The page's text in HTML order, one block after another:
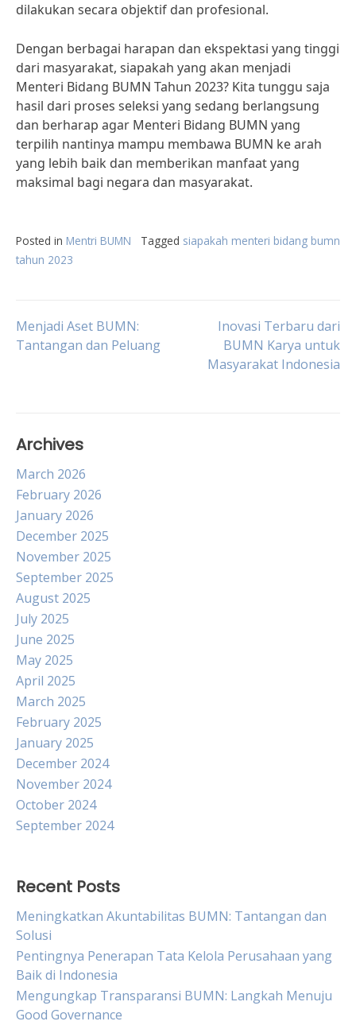
dilakukan secara objektif dan profesional.
Dengan berbagai harapan dan ekspektasi yang tinggi
dari masyarakat, siapakah yang akan menjadi
Menteri Bidang BUMN Tahun 2023? Kita tunggu saja
hasil dari proses seleksi yang sedang berlangsung
dan berharap agar Menteri Bidang BUMN yang
terpilih nantinya mampu membawa BUMN ke arah
yang lebih baik dan memberikan manfaat yang
maksimal bagi negara dan masyarakat.
Posted in Mentri BUMN Tagged siapakah menteri bidang bumn
tahun 2023
Post
Menjadi Aset BUMN:
Tantangan dan Peluang
Inovasi Terbaru dari
BUMN Karya untuk
Masyarakat Indonesia
Archives
March 2026
February 2026
January 2026
December 2025
November 2025
September 2025
August 2025
July 2025
June 2025
May 2025
April 2025
March 2025
February 2025
January 2025
December 2024
November 2024
October 2024
September 2024
Recent Posts
Meningkatkan Akuntabilitas BUMN: Tantangan dan
Solusi
Pentingnya Penerapan Tata Kelola Perusahaan yang
Baik di Indonesia
Mengungkap Transparansi BUMN: Langkah Menuju
Good Governance